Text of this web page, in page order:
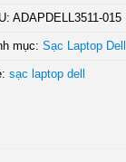
ADAPDELL3511-015
mục:Sạc Laptop Dell
sạc laptop dell